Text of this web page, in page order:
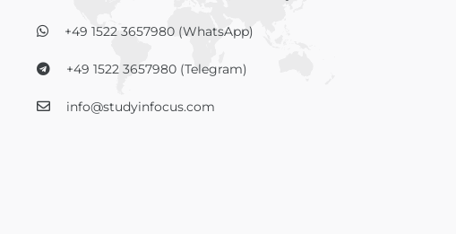
+49 1522 3657980 (WhatsApp)
+49 1522 3657980 (Telegram)
info@studyinfocus.com